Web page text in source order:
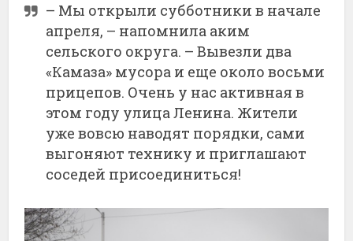
– Мы открыли субботники в начале
апреля, – напомнила аким
сельского округа. – Вывезли два
«Камаза» мусора и еще около восьми
прицепов. Очень у нас активная в
этом году улица Ленина. Жители
уже вовсю наводят порядки, сами
выгоняют технику и приглашают
соседей присоединиться!